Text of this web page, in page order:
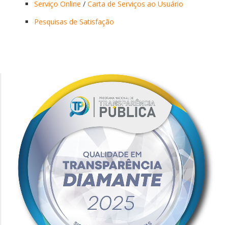
Serviço Online / Carta de Serviços ao Usuário
Pesquisas de Satisfação